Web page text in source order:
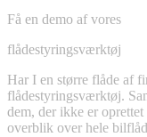
Få en demo af vores
flådestyringsværktøj
Har I en større flåde af
flådestyringsværktøj.
dem, der ikke er
overblik over hele